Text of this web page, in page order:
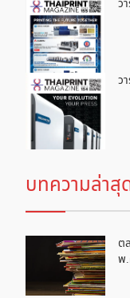
ว
ว
บทความล่าสุ
ต
พ